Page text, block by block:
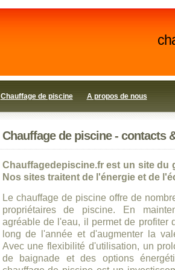
Chauffage de piscine A propos de nous
Chauffage de piscine - contacts
Chauffagedepiscine.fr est un site du
Nos sites traitent de l'énergie et de
Le chauffage de piscine offre de
propriétaires de piscine. En
agréable de l'eau, il permet de profiter
long de l'année et d'augmenter la
Avec une flexibilité d'utilisation, un
de baignade et des options